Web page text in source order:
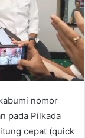
nomor
pada Pilkada
cepat (quick